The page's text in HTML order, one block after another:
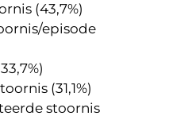
(43,7%)
episode
(31,1%)
stoornis